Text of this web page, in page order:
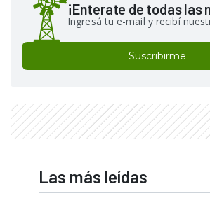
¡Enterate de todas las
Ingresá tu e-mail y recibí
Suscribirme
Las más leídas